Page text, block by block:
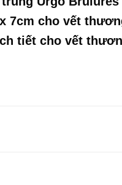
7cm cho vết
tiết cho vết